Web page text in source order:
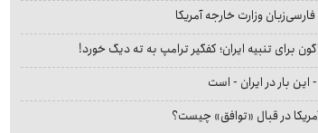
وزارت خارجه آمریکا
برای تنبیه ایران؛ کفگیر ترامپ به ته دیگ خورد!
- این بار در ایران - است
در قبال «توافق» چیست؟